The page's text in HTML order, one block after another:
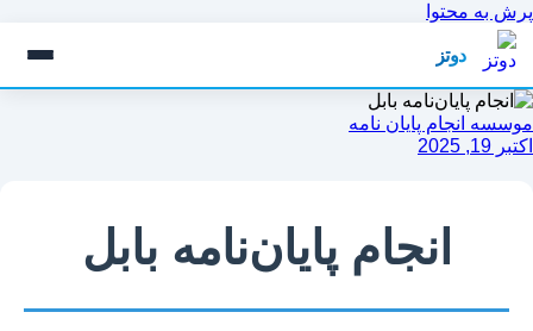
پرش به محتوا
دوتز
موسسه انجام پایان نامه
اکتبر 19, 2025
انجام پایان‌نامه بابل